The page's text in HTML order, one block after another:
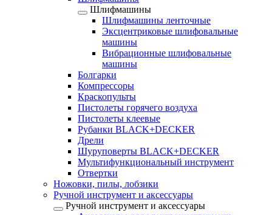
Шлифмашины
Шлифмашины ленточные
Эксцентриковые шлифовальные
машины
Вибрационные шлифовальные
машины
Болгарки
Компрессоры
Краскопульты
Пистолеты горячего воздуха
Пистолеты клеевые
Рубанки BLACK+DECKER
Дрели
Шуруповерты BLACK+DECKER
Мультифункциональный инструмент
Отвертки
Ножовки, пилы, лобзики
Ручной инструмент и аксессуары
Ручной инструмент и аксессуары